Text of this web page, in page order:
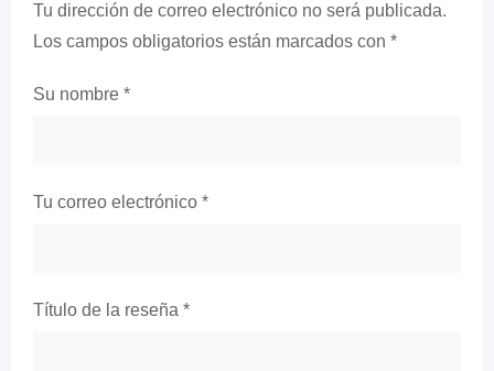
Tu dirección de correo electrónico no será publicada.
Los campos obligatorios están marcados con *
Su nombre *
Tu correo electrónico *
Título de la reseña *